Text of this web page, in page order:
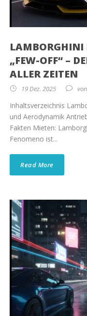
LAMBORGHINI
„FEW-OFF“ –
ALLER ZEITEN
19 Dez. 2025
Inhaltsverzeichnis
und Aerodynamik
Fakten Mieten:
Fenomeno ist...
Read More